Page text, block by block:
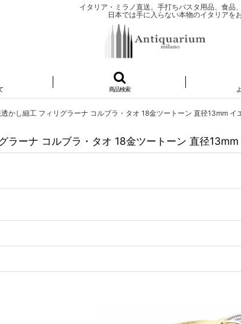
イタリア・ミラノ直送。手打ちパスタ用品、食品
日本では手に入らない本物のイタリアをお
商品検索
かし細工 フィリグラーナ コルブラ・タオ 18金ツートーン 直径13mm
ラーナ コルブラ・タオ 18金ツートーン 直径